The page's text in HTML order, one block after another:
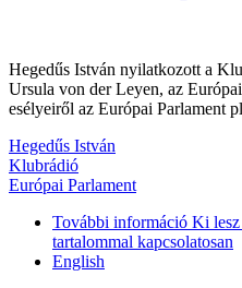
Hegedűs István nyilatkozott a
Ursula von der Leyen, az
esélyeiről az Európai Parlament
Hegedűs István
Klubrádió
Európai Parlament
További információ Ki lesz
tartalommal kapcsolatosan
English